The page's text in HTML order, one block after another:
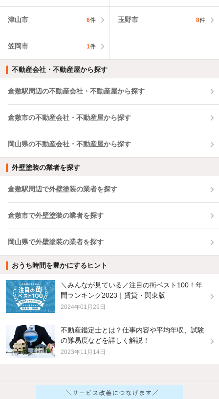
津山市 6件 玉野市 8件
笠岡市 1件
不動産会社・不動産屋から探す
倉敷駅周辺の不動産会社・不動産屋から探す
倉敷市の不動産会社・不動産屋から探す
岡山県の不動産会社・不動産屋から探す
外壁塗装の業者を探す
倉敷駅周辺で外壁塗装の業者を探す
倉敷市で外壁塗装の業者を探す
岡山県で外壁塗装の業者を探す
おうち時間を豊かにするヒント
＼みんなが見ている／注目の街ベスト100！年
間ランキング2023｜賃貸・関東版
2024年01月29日
不動産鑑定士とは？仕事内容や平均年収、試験
の難易度などを詳しく解説！
2023年11月14日